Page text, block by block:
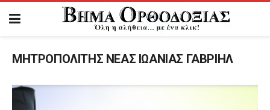
ΜΗΤΡΟΠΟΛΙΤΗΣ ΝΕΑΣ ΙΩΑΝΙΑΣ ΓΑΒΡΙΗΛ